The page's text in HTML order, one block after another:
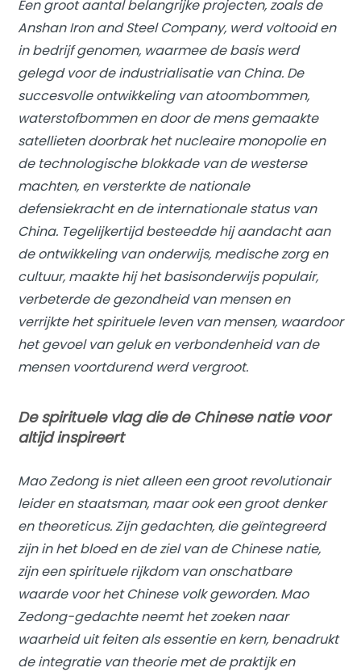
Een groot aantal belangrijke projecten, zoals de
Anshan Iron and Steel Company, werd voltooid en
in bedrijf genomen, waarmee de basis werd
gelegd voor de industrialisatie van China. De
succesvolle ontwikkeling van atoombommen,
waterstofbommen en door de mens gemaakte
satellieten doorbrak het nucleaire monopolie en
de technologische blokkade van de westerse
machten, en versterkte de nationale
defensiekracht en de internationale status van
China. Tegelijkertijd besteedde hij aandacht aan
de ontwikkeling van onderwijs, medische zorg en
cultuur, maakte hij het basisonderwijs populair,
verbeterde de gezondheid van mensen en
verrijkte het spirituele leven van mensen, waardoor
het gevoel van geluk en verbondenheid van de
mensen voortdurend werd vergroot.
De spirituele vlag die de Chinese natie voor
altijd inspireert
Mao Zedong is niet alleen een groot revolutionair
leider en staatsman, maar ook een groot denker
en theoreticus. Zijn gedachten, die geïntegreerd
zijn in het bloed en de ziel van de Chinese natie,
zijn een spirituele rijkdom van onschatbare
waarde voor het Chinese volk geworden. Mao
Zedong-gedachteneemt het zoeken naar
waarheid uit feiten als essentie en kern, benadrukt
de integratie van theorie met de praktijk en